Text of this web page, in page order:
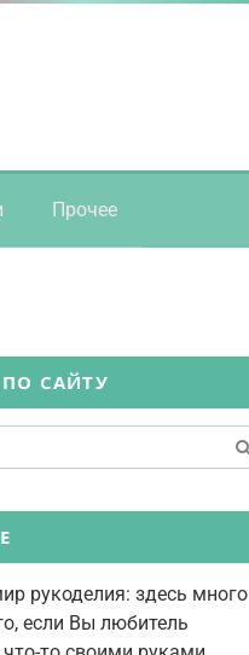
Прочее
САЙТУ
рукоделия: здесь много
если Вы любитель